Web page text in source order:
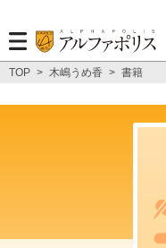
TOP > 木嶋うめ香 > 書籍